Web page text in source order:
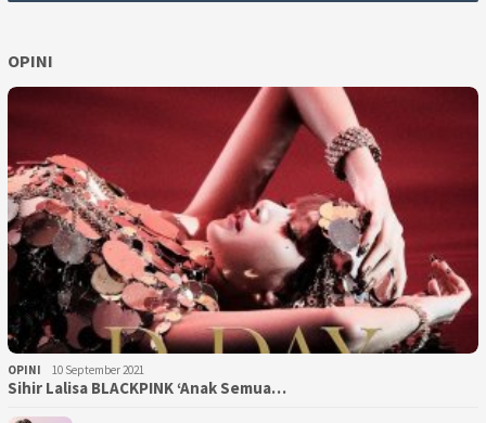
OPINI
OPINI 10 September 2021
Sihir Lalisa BLACKPINK ‘Anak Semua…